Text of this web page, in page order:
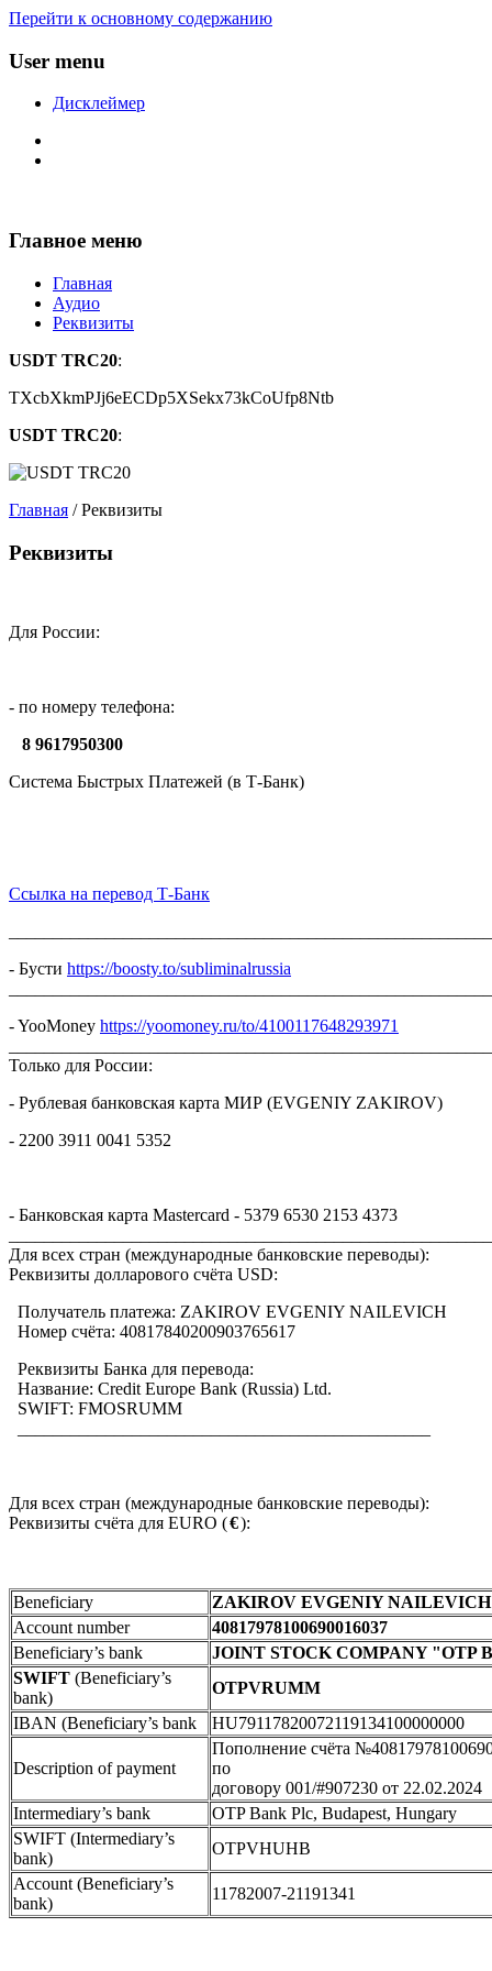
Перейти к основному содержанию
User menu
Дисклеймер
Главное меню
Главная
Аудио
Реквизиты
USDT TRC20:
TXcbXkmPJj6eECDp5XSekx73kCoUfp8Ntb
USDT TRC20:
Главная / Реквизиты
Реквизиты
Для России:
- по номеру телефона:
8 9617950300
Система Быстрых Платежей (в Т-Банк)
Ссылка на перевод Т-Банк
- Бусти https://boosty.to/subliminalrussia
- YooMoney https://yoomoney.ru/to/4100117648293971
Только для России:
- Рублевая банковская карта МИР (EVGENIY ZAKIROV)
- 2200 3911 0041 5352
- Банковская карта Mastercard - 5379 6530 2153 4373
Для всех стран (международные банковские переводы):
Реквизиты долларового счёта USD:
Получатель платежа: ZAKIROV EVGENIY NAILEVICH
Номер счёта: 40817840200903765617
Реквизиты Банка для перевода:
Название: Credit Europe Bank (Russia) Ltd.
SWIFT: FMOSRUMM
Для всех стран (международные банковские переводы):
Реквизиты счёта для EURO (€):
Beneficiary
ZAKIROV EVGENIY NAILEVICH
Account number
40817978100690016037
Beneficiary’s bank
JOINT STOCK COMPANY "OTP
SWIFT (Beneficiary’s
bank)
OTPVRUMM
IBAN (Beneficiary’s bank
HU79117820072119134100000000
Description of payment
Пополнение счёта
по
договору 001/#907230 от 22.02.2024
Intermediary’s bank
OTP Bank Plc, Budapest, Hungary
SWIFT (Intermediary’s
bank)
OTPVHUHB
Account (Beneficiary’s
bank)
11782007-21191341